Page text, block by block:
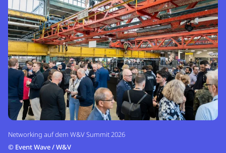
Networking auf dem W&V Summit 2026
© Event Wave / W&V